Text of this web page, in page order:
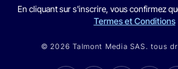
En cliquant sur s'inscrire, vous confirmez
Termes et Conditions
© 2026 Talmont Media SAS. tous